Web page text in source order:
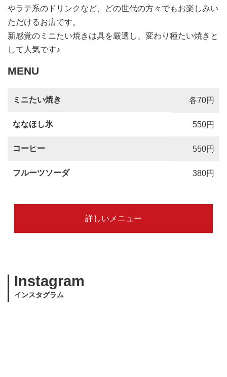
やラテ系のドリンクなど、どの世代の方々でもお楽しみい
ただけるお店です。
新感覚のミニたい焼きは具を厳選し、変わり種たい焼きと
して人気です♪
MENU
ミニたい焼き 各70円
ななほし氷 550円
コーヒー 550円
フルーツソーダ 380円
詳しいメニュー
Instagram
インスタグラム